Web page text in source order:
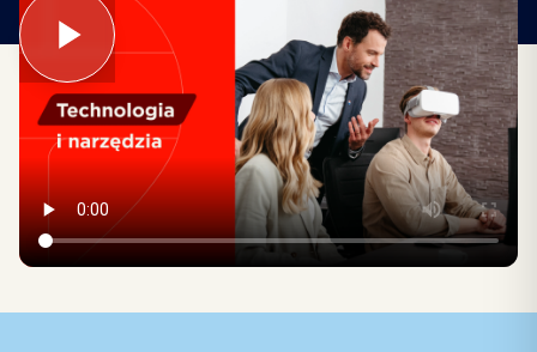
Działamy z wykorzystaniem nowoczesnych
narzędzi CRM, systemów marketingowych
i platform do zarządzania ofertami. Oferujemy
także wsparcie w tworzeniu wizualizacji, reklam
internetowych i komunikacji z klientami, dzięki
czemu praca jest szybsza i bardziej efektywna.